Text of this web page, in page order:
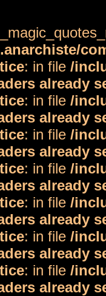
: in file /
already
: in file /
already
: in file /
already
: in file /
already
: in file /
already
: in file /
already
: in file /
already